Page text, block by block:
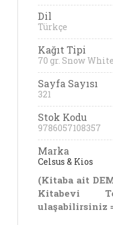
Dil
Türkçe
Kağıt Tipi
70 gr. Snow White
Sayfa Sayısı
321
Stok Kodu
9786057108357
Marka
Celsus & Kios
(Kitaba ait
Kitabevi
ulaşabilirsiniz